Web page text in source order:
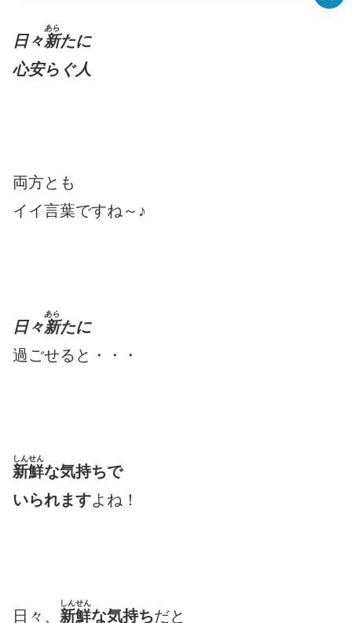
日々新
あら
たに
心安らぐ人
両方とも
イイ言葉ですね～♪
日々新
あら
たに
過ごせると・・・
新鮮
しんせん
な気持ちで
いられますよね！
日々、 新鮮
しんせん
な気持ちだと